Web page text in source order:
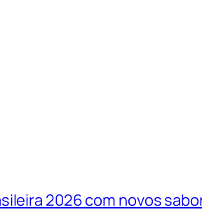
2026 com novos